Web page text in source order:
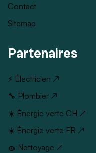
Contact
Sitemap
Partenaires
⚡ Électricien ↗
🔧 Plombier ↗
☀️ Énergie verte CH ↗
☀️ Énergie verte FR ↗
🧽 Nettoyage ↗